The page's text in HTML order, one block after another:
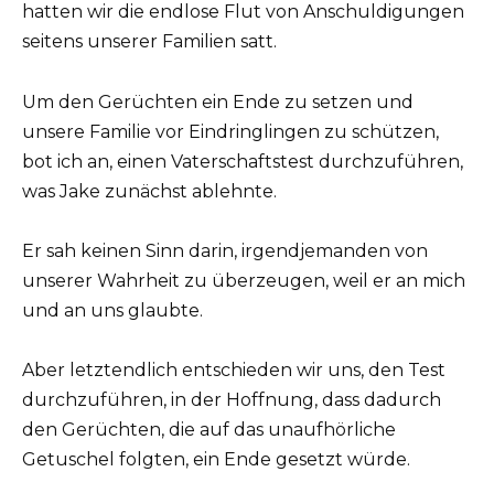
hatten wir die endlose Flut von Anschuldigungen
seitens unserer Familien satt.
Um den Gerüchten ein Ende zu setzen und
unsere Familie vor Eindringlingen zu schützen,
bot ich an, einen Vaterschaftstest durchzuführen,
was Jake zunächst ablehnte.
Er sah keinen Sinn darin, irgendjemanden von
unserer Wahrheit zu überzeugen, weil er an mich
und an uns glaubte.
Aber letztendlich entschieden wir uns, den Test
durchzuführen, in der Hoffnung, dass dadurch
den Gerüchten, die auf das unaufhörliche
Getuschel folgten, ein Ende gesetzt würde.